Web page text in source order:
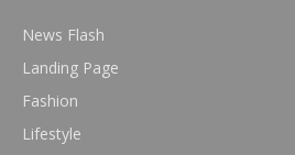
News Flash
Landing Page
Fashion
Lifestyle